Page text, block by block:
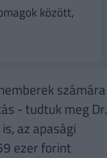
között,
számára
- tudtuk meg Dr.
az apasági
ezer forint